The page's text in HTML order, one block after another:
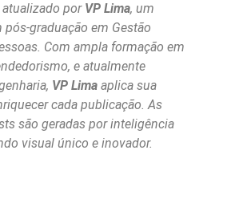
por VP Lima, um
graduação em Gestão
Com ampla formação em
e atualmente
VP Lima aplica sua
cada publicação. As
são geradas por inteligência
visual único e inovador.